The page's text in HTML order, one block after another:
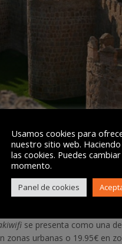
Ávila, donde los vecinos de
a Internet de la mano de
se presenta como una
zonas urbanas o 19.95€ en
Usamos cookies para
nuestro sitio web.
las cookies. Puedes
momento.
Panel de cookies